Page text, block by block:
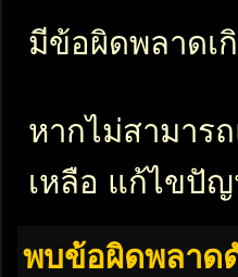
มีข้อผิดพลาดเ
หากไม่สามาร
เหลือ แก้ไขปั
พบข้อผิดพลาด